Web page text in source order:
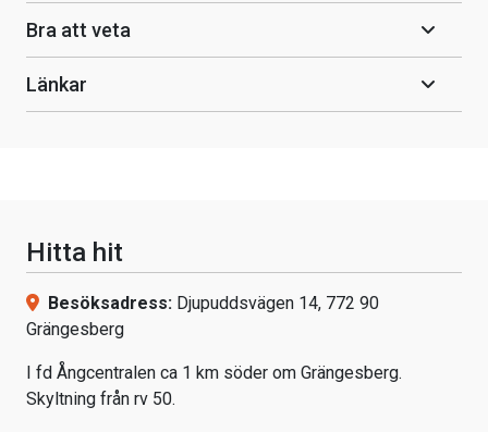
Bra att veta
Länkar
Hitta hit
Besöksadress: Djupuddsvägen 14, 772 90
Grängesberg
I fd Ångcentralen ca 1 km söder om Grängesberg.
Skyltning från rv 50.